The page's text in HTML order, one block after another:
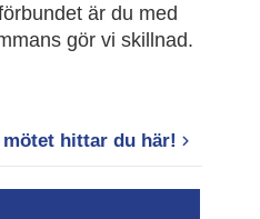
är du med
gör vi skillnad.
hittar du här!